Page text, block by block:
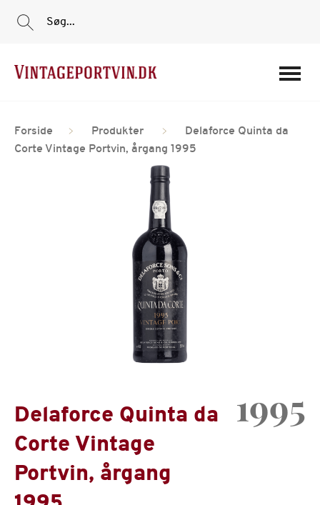
Portvinshuse
Søg...
Forside Produkter
Delaforce Quinta da
Corte Vintage Portvin, årgang 1995
Delaforce Quinta da
Corte Vintage
Portvin, årgang
1995